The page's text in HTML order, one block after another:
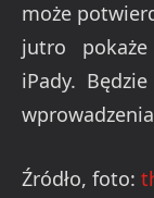
może
jutro
iPady.
Źródło, foto: